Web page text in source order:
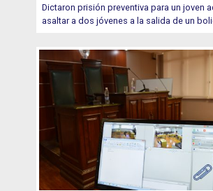
Dictaron prisión preventiva para un joven
asaltar a dos jóvenes a la salida de un